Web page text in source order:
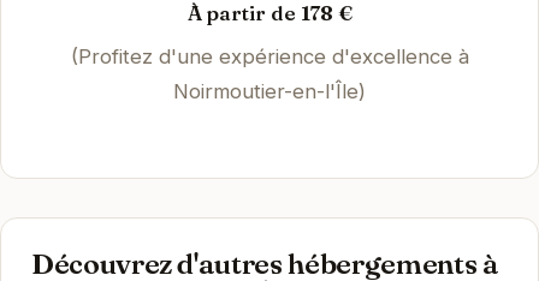
À partir de 178 €
(Profitez d'une expérience d'excellence à
Noirmoutier-en-l'Île)
Découvrez d'autres hébergements à